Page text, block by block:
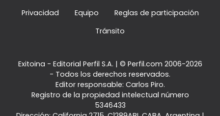
Privacidad
Equipo
Reglas de participación
Tránsito
Exitoina - Editorial Perfil S.A. | © Perfil.com 2006-2026
- Todos los derechos reservados.
Editor responsable: Carlos Piro.
Registro de la propiedad intelectual número
5346433